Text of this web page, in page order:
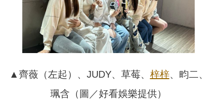
▲齊薇（左起）、JUDY、草莓、 梓梓、畇二、
珮含（圖／好看娛樂提供）